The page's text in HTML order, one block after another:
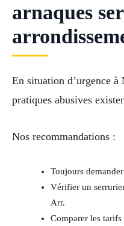
arnaques
En situation d’urgence à
pratiques abusives
Nos recommandations :
Toujours
Vérifier un
Arr.
Comparer les tarifs